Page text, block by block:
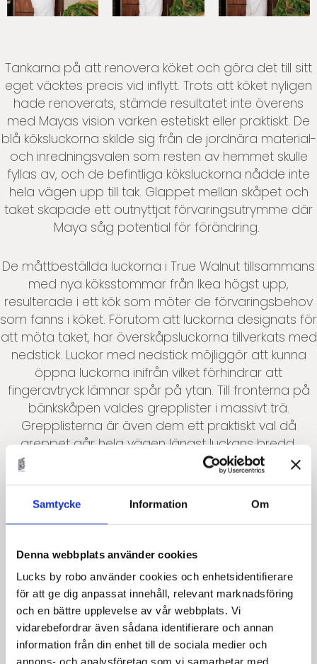
Samtycke Information Om
Denna webbplats använder cookies
Lucks by robo använder cookies och enhetsidentifierare
för att ge dig anpassat innehåll, relevant marknadsföring
och en bättre upplevelse av vår webbplats. Vi
vidarebefordrar även sådana identifierare och annan
information från din enhet till de sociala medier och
annons- och analysföretag som vi samarbetar med.
Tankarna på att renovera köket och göra det till sitt
eget väcktes precis vid inflytt. Trots att köket nyligen
hade renoverats, stämde resultatet inte överens
med Mayas vision varken estetiskt eller praktiskt. De
blå köksluckorna skilde sig från de jordnära material-
och inredningsvalen som resten av hemmet skulle
fyllas av, och de befintliga köksluckorna nådde inte
hela vägen upp till tak. Glappet mellan skåpet och
taket skapade ett outnyttjat förvaringsutrymme där
Maya såg potential för förändring.
De måttbeställda luckorna i True Walnut tillsammans
med nya köksstommar från Ikea högst upp,
resulterade i ett kök som möter de förvaringsbehov
som fanns i köket. Förutom att luckorna designats för
att möta taket, har överskåpsluckorna tillverkats med
nedstick. Luckor med nedstick möjliggör att kunna
öppna luckorna inifrån vilket förhindrar att
fingeravtryck lämnar spår på ytan. Till fronterna på
bänkskåpen valdes grepplister i massivt trä.
Grepplisterna är även dem ett praktiskt val då
greppet går hela vägen längst luckans bredd,
samtidigt som de skapar dimension och djup i